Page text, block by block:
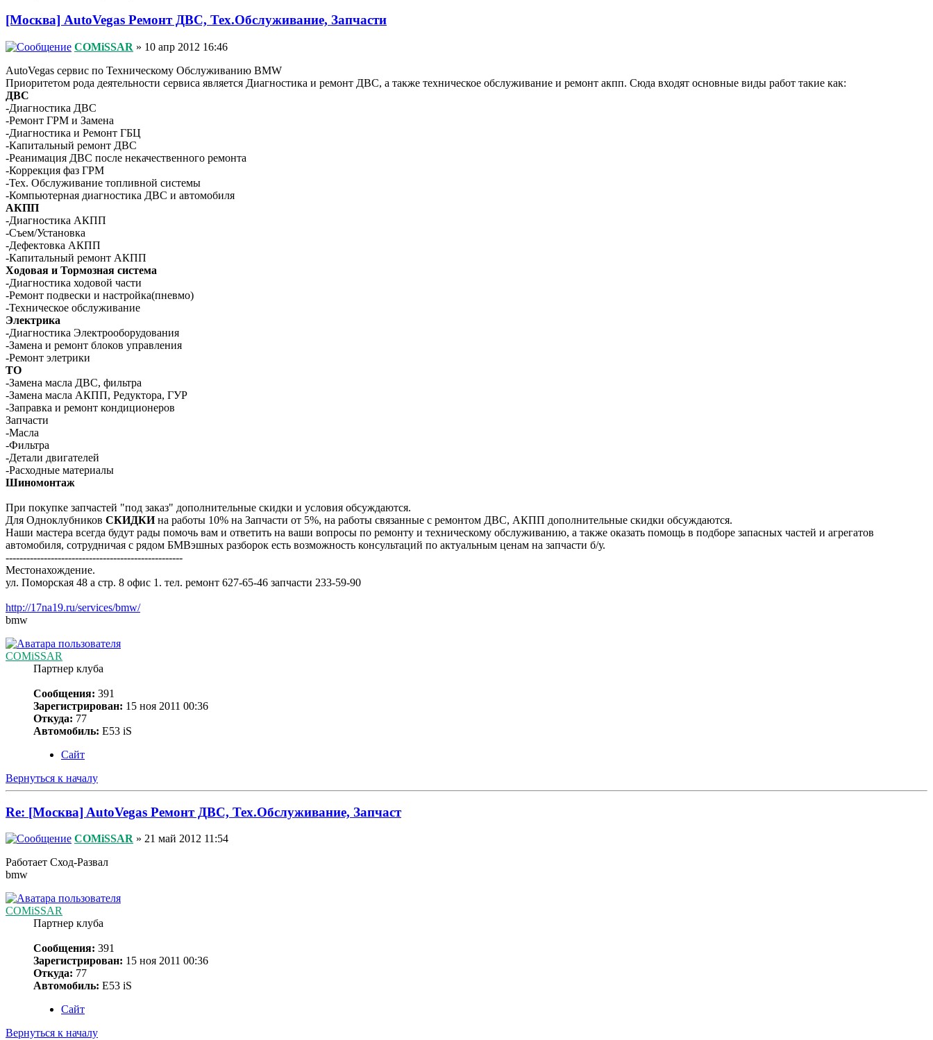
[Москва] AutoVegas Ремонт ДВС, Тех.Обслуживание, Запчасти
COMiSSAR » 10 апр 2012 16:46
AutoVegas сервис по Техническому Обслуживанию BMW
Приоритетом рода деятельности сервиса является Диагностика и ремонт ДВС, а также техническое обслуживание и ремонт акпп. Сюда входят основные виды работ такие как:
ДВС
-Диагностика ДВС
-Ремонт ГРМ и Замена
-Диагностика и Ремонт ГБЦ
-Капитальный ремонт ДВС
-Реанимация ДВС после некачественного ремонта
-Коррекция фаз ГРМ
-Тех. Обслуживание топливной системы
-Компьютерная диагностика ДВС и автомобиля
АКПП
-Диагностика АКПП
-Съем/Установка
-Дефектовка АКПП
-Капитальный ремонт АКПП
Ходовая и Тормозная система
-Диагностика ходовой части
-Ремонт подвески и настройка(пневмо)
-Техническое обслуживание
Электрика
-Диагностика Электрооборудования
-Замена и ремонт блоков управления
-Ремонт элетрики
ТО
-Замена масла ДВС, фильтра
-Замена масла АКПП, Редуктора, ГУР
-Заправка и ремонт кондиционеров
Запчасти
-Масла
-Фильтра
-Детали двигателей
-Расходные материалы
Шиномонтаж
При покупке запчастей "под заказ" дополнительные скидки и условия обсуждаются.
Для Одноклубников СКИДКИна работы 10% на Запчасти от 5%, на работы связанные с ремонтом ДВС, АКПП дополнительные скидки обсуждаются.
Наши мастера всегда будут рады помочь вам и ответить на ваши вопросы по ремонту и техническому обслуживанию, а также оказать помощь в подборе запасных частей и агрегатов
автомобиля, сотрудничая с рядом БМВэшных разборок есть возможность консультаций по актуальным ценам на запчасти б/у.
---------------------------------------------------
Местонахождение.
ул. Поморская 48 а стр. 8 офис 1. тел. ремонт 627-65-46 запчасти 233-59-90
http://17na19.ru/services/bmw/
bmw
COMiSSAR
Партнер клуба
Сообщения: 391
Зарегистрирован: 15 ноя 2011 00:36
Откуда: 77
Автомобиль: Е53 iS
Сайт
Вернуться к началу
Re: [Москва] AutoVegas Ремонт ДВС, Тех.Обслуживание, Запчаст
COMiSSAR » 21 май 2012 11:54
Работает Сход-Развал
bmw
COMiSSAR
Партнер клуба
Сообщения: 391
Зарегистрирован: 15 ноя 2011 00:36
Откуда: 77
Автомобиль: Е53 iS
Сайт
Вернуться к началу